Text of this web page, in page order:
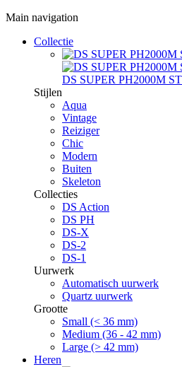
Main navigation
Collectie
DS SUPER PH2000M
Stijlen
Aqua
Vintage
Reiziger
Chic
Modern
Buiten
Skeleton
Collecties
DS Action
DS PH
DS-X
DS-2
DS-1
Uurwerk
Automatisch uurwerk
Quartz uurwerk
Grootte
Small (< 36 mm)
Medium (36 - 42 mm)
Large (> 42 mm)
Heren